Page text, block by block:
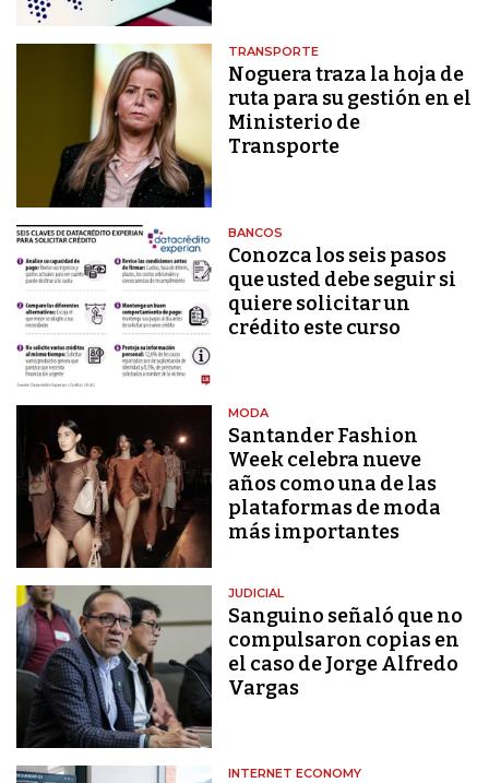
TRANSPORTE
Noguera traza la hoja de
ruta para su gestión en el
Ministerio de
Transporte
BANCOS
Conozca los seis pasos
que usted debe seguir si
quiere solicitar un
crédito este curso
MODA
Santander Fashion
Week celebra nueve
años como una de las
plataformas de moda
más importantes
JUDICIAL
Sanguino señaló que no
compulsaron copias en
el caso de Jorge Alfredo
Vargas
INTERNET ECONOMY